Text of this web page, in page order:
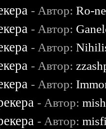
- Автор:Ro-
- Автор:
- Автор:
- Автор:
- Автор:
- Автор:
- Автор: